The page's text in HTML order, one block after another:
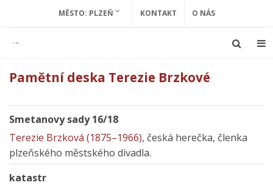
MĚSTO: PLZEŇ KONTAKT O NÁS
Pamětní deska Terezie Brzkové
Smetanovy sady 16/18
Terezie Brzková (1875–1966), česká herečka, členka
plzeňského městského divadla.
katastr